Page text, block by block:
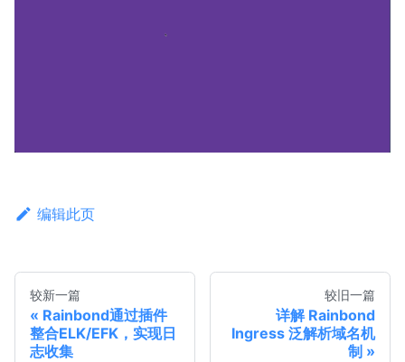
编辑此页
较新一篇
Rainbond通过插件
整合ELK/EFK，实现日
志收集
较旧一篇
详解 Rainbond
Ingress 泛解析域名机
制